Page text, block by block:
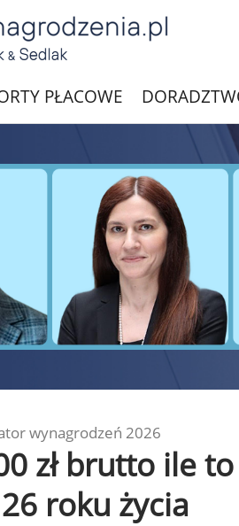
PŁACOWE
wynagrodzeń 2026
zł brutto ile
roku życia